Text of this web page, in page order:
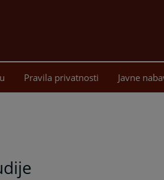
Pravila privatnosti Javne